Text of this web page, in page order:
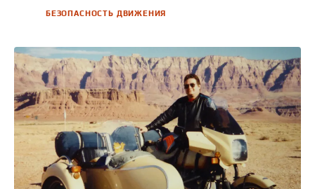
БЕЗОПАСНОСТЬ ДВИЖЕНИЯ